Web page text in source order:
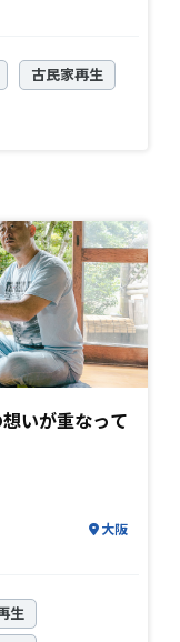
古民家再生
いが重なって
大阪
生